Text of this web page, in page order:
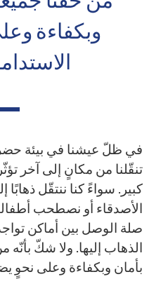
وبكفاءة
في ظلّ عيشنا في بيئة
تنقّلنا من مكانٍ إلى آخر
كبير. سواءً كنا ننتقّل ذهابًا
الأصدقاء أو نصطحب
صلة الوصل بين أماكن
الذهاب إليها. ولا شكّ بأنّه
بأمان وبكفاءة وعلى نحوٍ